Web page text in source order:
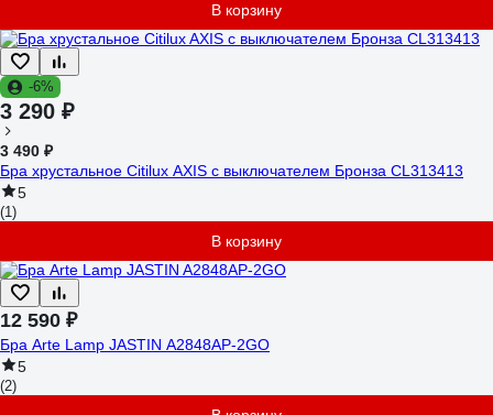
В корзину
-6%
3 290 ₽
3 490 ₽
Бра хрустальное Citilux AXIS с выключателем Бронза CL313413
5
(1)
В корзину
12 590 ₽
Бра Arte Lamp JASTIN A2848AP-2GO
5
(2)